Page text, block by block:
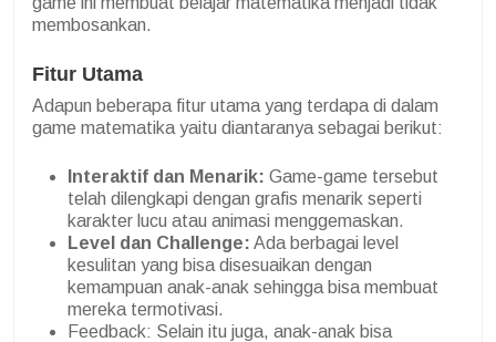
membosankan.
Fitur Utama
Adapun beberapa fitur utama yang terdapa di dalam
game matematika yaitu diantaranya sebagai berikut:
Interaktif dan Menarik: Game-game tersebut
telah dilengkapi dengan grafis menarik seperti
karakter lucu atau animasi menggemaskan.
Level dan Challenge: Ada berbagai level
kesulitan yang bisa disesuaikan dengan
kemampuan anak-anak sehingga bisa membuat
mereka termotivasi.
Feedback: Selain itu juga, anak-anak bisa